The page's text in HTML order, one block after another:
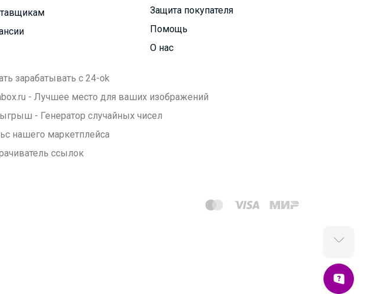
Защита покупателя
Помощь
О нас
зарабатывать с 24-ok
- Лучшее место для ваших изображений
- Генератор случайных чисел
нашего маркетплейса
ссылок